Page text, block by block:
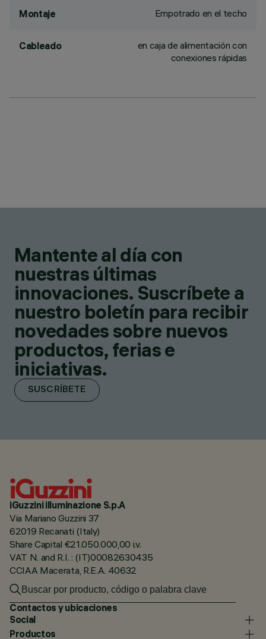
Montaje Empotrado en el techo
Cableado
en caja de alimentación con
conexiones rápidas
Mantente al día con
nuestras últimas
innovaciones. Suscríbete a
nuestro boletín para recibir
novedades sobre nuevos
productos, ferias e
iniciativas.
SUSCRÍBETE
iGuzzini illuminazione S.p.A
Via Mariano Guzzini 37
62019 Recanati (Italy)
Share Capital €21.050.000,00 i.v.
VAT N. and R.I. : (IT)00082630435
CCIAA Macerata, R.E.A. 40632
Contactos y ubicaciones
Social
Productos